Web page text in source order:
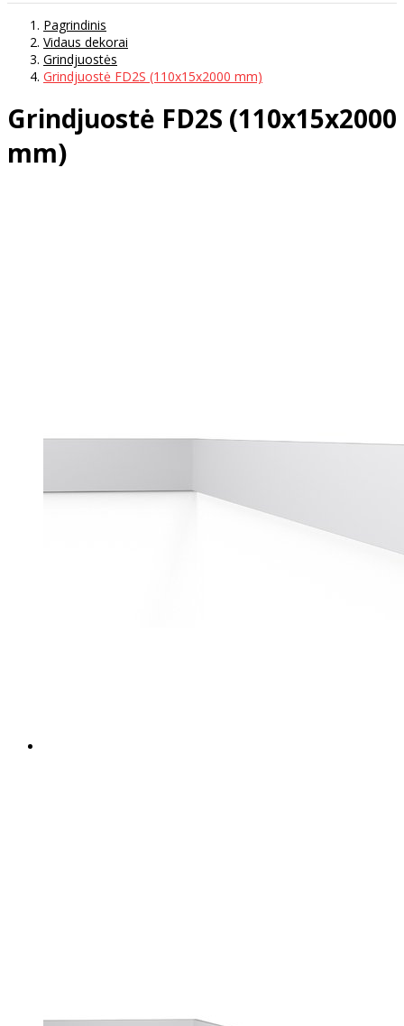
Pagrindinis
Vidaus dekorai
Grindjuostės
Grindjuostė FD2S (110x15x2000 mm)
Grindjuostė FD2S (110x15x2000
mm)